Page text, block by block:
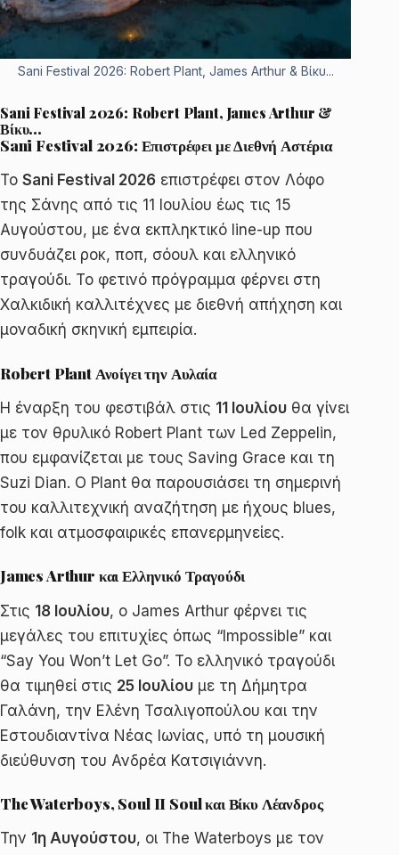
Sani Festival 2026: Robert Plant, James Arthur & Βίκυ...
Sani Festival 2026: Robert Plant, James Arthur &
Βίκυ…
Sani Festival 2026: Επιστρέφει με Διεθνή Αστέρια
Το Sani Festival 2026 επιστρέφει στον Λόφο
της Σάνης από τις 11 Ιουλίου έως τις 15
Αυγούστου, με ένα εκπληκτικό line-up που
συνδυάζει ροκ, ποπ, σόουλ και ελληνικό
τραγούδι. Το φετινό πρόγραμμα φέρνει στη
Χαλκιδική καλλιτέχνες με διεθνή απήχηση και
μοναδική σκηνική εμπειρία.
Robert Plant Ανοίγει την Αυλαία
Η έναρξη του φεστιβάλ στις 11 Ιουλίου θα γίνει
με τον θρυλικό Robert Plant των Led Zeppelin,
που εμφανίζεται με τους Saving Grace και τη
Suzi Dian. Ο Plant θα παρουσιάσει τη σημερινή
του καλλιτεχνική αναζήτηση με ήχους blues,
folk και ατμοσφαιρικές επανερμηνείες.
James Arthur και Ελληνικό Τραγούδι
Στις 18 Ιουλίου, ο James Arthur φέρνει τις
μεγάλες του επιτυχίες όπως “Impossible” και
“Say You Won’t Let Go”. Το ελληνικό τραγούδι
θα τιμηθεί στις 25 Ιουλίου με τη Δήμητρα
Γαλάνη, την Ελένη Τσαλιγοπούλου και την
Εστουδιαντίνα Νέας Ιωνίας, υπό τη μουσική
διεύθυνση του Ανδρέα Κατσιγιάννη.
The Waterboys, Soul II Soul και Βίκυ Λέανδρος
Την 1η Αυγούστου, οι The Waterboys με τον